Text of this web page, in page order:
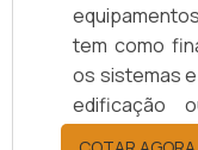
tem como
os sistemas
edificação
estejam